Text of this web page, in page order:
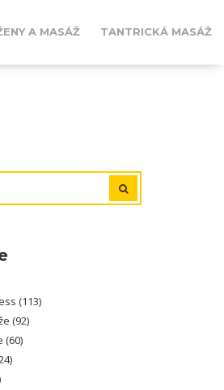
A MASÁŽ TANTRICKÁ MASÁŽ
(113)
(92)
(60)